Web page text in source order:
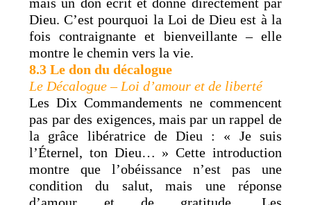
Dieu. C’est pourquoi la Loi de Dieu est à la
fois contraignante et bienveillante – elle
montre le chemin vers la vie.
8.3 Le don du décalogue
Le Décalogue – Loi d’amour et de liberté
Les Dix Commandements ne commencent
pas par des exigences, mais par un rappel de
la grâce libératrice de Dieu : « Je suis
l’Éternel, ton Dieu… » Cette introduction
montre que l’obéissance n’est pas une
condition du salut, mais une réponse